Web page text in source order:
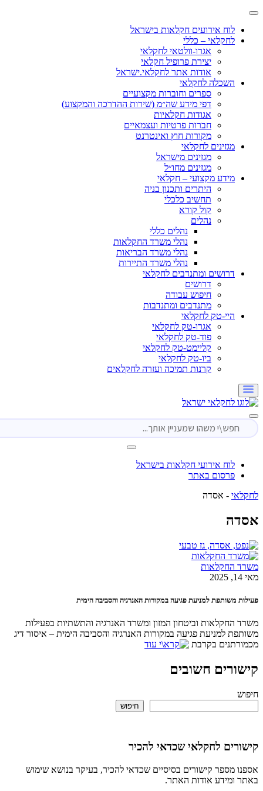
לוח אירועים חקלאות בישראל
לחקלאי – כללי
אגרו-וולטאי לחקלאי
יצירת פרופיל חקלאי
אודות אתר לחקלאי.ישראל
השכלה לחקלאי
ספרים וחוברות מקצועיים
דפי מידע שה״מ (שירות ההדרכה והמקצוע)
אגודות חקלאיות
חברות פרטיות ועצמאיים
מקורות חוץ ואינטרנט
מגזינים לחקלאי
מגזינים מישראל
מגזינים מחו״ל
מידע מקצועי – חקלאי
היתרים ותכנון בניה
תחשיב כלכלי
קול קורא
נהלים
נהלים כללי
נהלי משרד החקלאות
נהלי משרד הבריאות
נהלי משרד התיירות
דרושים ומתנדבים לחקלאי
דרושים
חיפוש עבודה
מתנדבים ומתנדבות
היי-טק לחקלאי
אגרו-טק לחקלאי
פוד-טק לחקלאי
קליימט-טק לחקלאי
ביו-טק לחקלאי
קרנות תמיכה ועזרה לחקלאים
לוח אירועי חקלאות בישראל
פרסום באתר
-אסדה
למניעת פגיעה במקורות האנרגיה והסביבה הימית
וביטחון המזון ומשרד האנרגיה והתשתיות בפעילות
למניעת פגיעה במקורות האנרגיה והסביבה הימית – איסור דיג
בקרבת
חשובים
לחקלאי שכדאי להכיר
מספר קישורים בסיסיים שכדאי להכיר, בעיקר בנושא שימוש
אודות האתר.